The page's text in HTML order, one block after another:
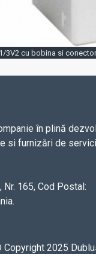
3V2 cu bobina si
în plină
si furnizări de
165, Cod Postal:
2025